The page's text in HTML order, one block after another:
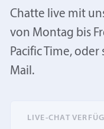
Chatte live mit
von Montag bis
Pacific Time,
Mail.
LIVE-CHAT